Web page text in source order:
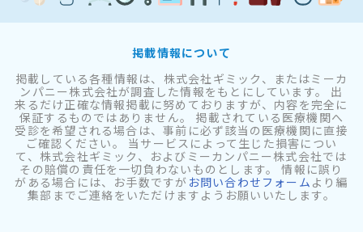
掲載情報について
掲載している各種情報は、株式会社ギミック、またはミーカ
ンパニー株式会社が調査した情報をもとにしています。 出
来るだけ正確な情報掲載に努めておりますが、内容を完全に
保証するものではありません。 掲載されている医療機関へ
受診を希望される場合は、事前に必ず該当の医療機関に直接
ご確認ください。 当サービスによって生じた損害につい
て、株式会社ギミック、およびミーカンパニー株式会社では
その賠償の責任を一切負わないものとします。 情報に誤り
がある場合には、お手数ですが お問い合わせフォーム より編
集部までご連絡をいただけますようお願いいたします。